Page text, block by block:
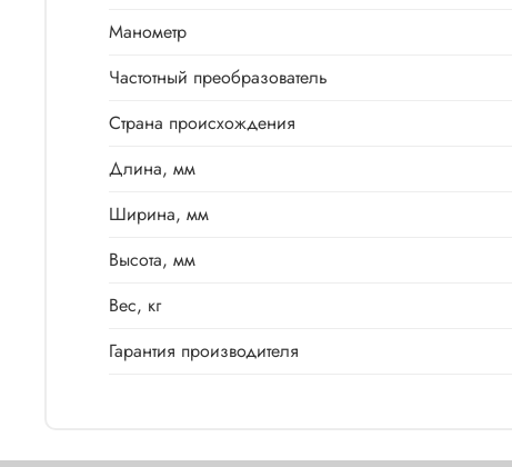
Манометр
Частотный преобразователь
Страна происхождения
Длина, мм
Ширина, мм
Высота, мм
Вес, кг
Гарантия производителя